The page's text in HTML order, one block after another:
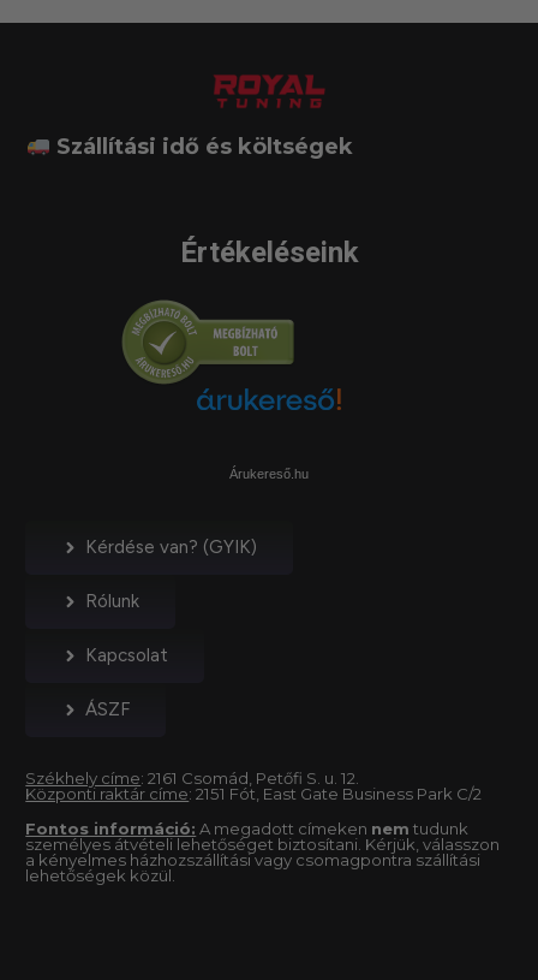
Szállítási idő és költségek
Értékeléseink
Árukereső.hu
Kérdése van? (GYIK)
Rólunk
Kapcsolat
ÁSZF
Székhely címe: 2161 Csomád, Petőfi S. u. 12.
Központi raktár címe: 2151 Fót, East Gate Business Park C/2
Fontos információ: A megadott címeken nem tudunk
személyes átvételi lehetőséget biztosítani. Kérjük, válasszon
a kényelmes házhozszállítási vagy csomagpontra szállítási
lehetőségek közül.